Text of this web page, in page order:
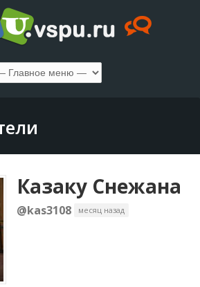
Казаку Снежана
@kas3108 месяц назад